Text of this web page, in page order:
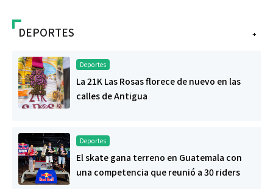
+
DEPORTES
Deportes
La 21K Las Rosas florece de nuevo en las
calles de Antigua
Deportes
El skate gana terreno en Guatemala con
una competencia que reunió a 30 riders